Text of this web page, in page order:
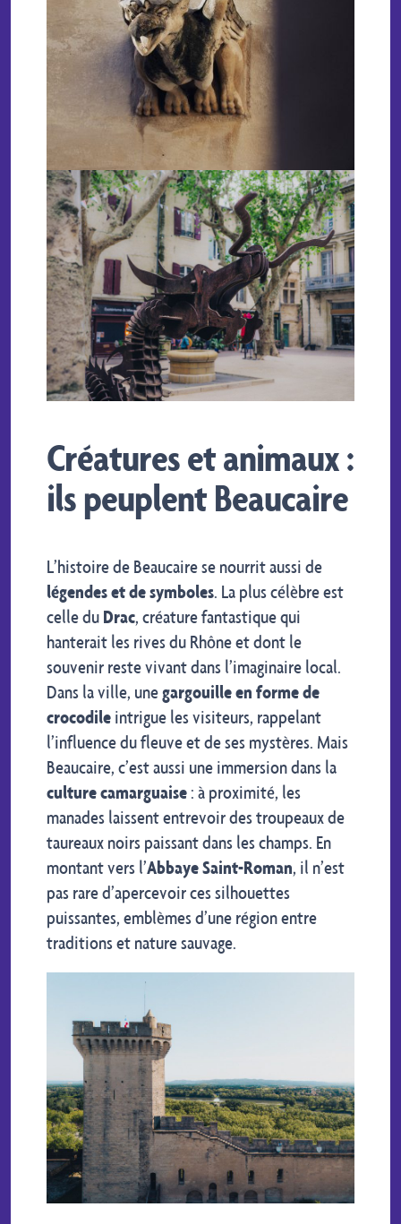
Créatures et animaux :
ils peuplent Beaucaire
L’histoire de Beaucaire se nourrit aussi de
légendes et de symboles. La plus célèbre est
celle du Drac, créature fantastique qui
hanterait les rives du Rhône et dont le
souvenir reste vivant dans l’imaginaire local.
Dans la ville, unegargouille en forme de
crocodile intrigue les visiteurs, rappelant
l’influence du fleuve et de ses mystères. Mais
Beaucaire, c’est aussi une immersion dans la
culture camarguaise : à proximité, les
manades laissent entrevoir des troupeaux de
taureaux noirs paissant dans les champs. En
montant vers l’Abbaye Saint-Roman, il n’est
pas rare d’apercevoir ces silhouettes
puissantes, emblèmes d’une région entre
traditions et nature sauvage.